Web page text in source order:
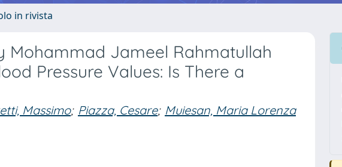
in rivista
Mohammad Jameel Rahmatullah
Pressure Values: Is There a
Massimo; Piazza, Cesare; Muiesan, Maria Lorenza